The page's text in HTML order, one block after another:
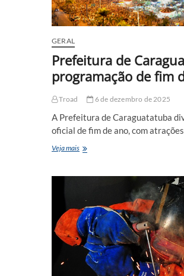
GERAL
Prefeitura de
programação de fim
Troad 6 de dezembro de 2025
A Prefeitura de Caraguatatuba
oficial de fim de ano, com
Veja maisPrefeitura
de
fim
de
ano